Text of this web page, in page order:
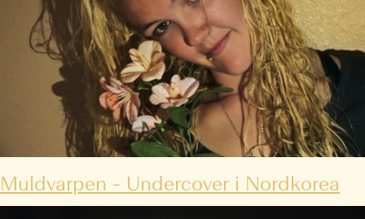
Muldvarpen - Undercover i Nordkorea